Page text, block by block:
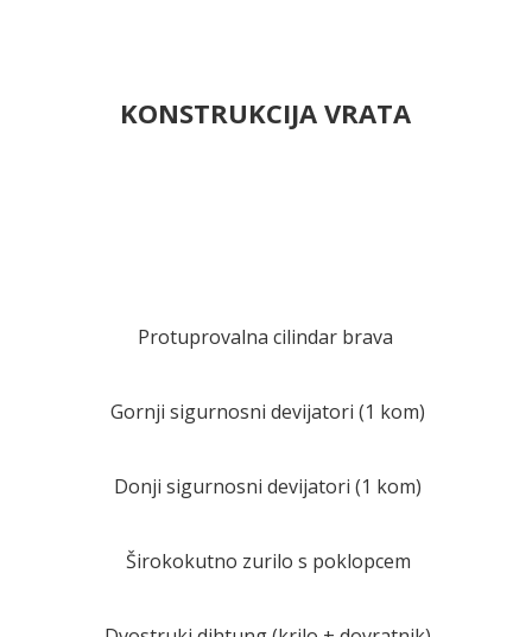
KONSTRUKCIJA VRATA
Protuprovalna cilindar brava
Gornji sigurnosni devijatori (1 kom)
Donji sigurnosni devijatori (1 kom)
Širokokutno zurilo s poklopcem